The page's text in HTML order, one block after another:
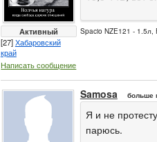
Активный
[27]Хабаровский
край
Написать сообщение
Spacio NZE121 - 1.5л,
Samosa больше
Я и не
парюсь.